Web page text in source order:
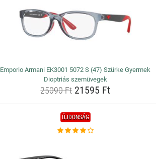
Emporio Armani EK3001 5072 S (47) Szürke Gyermek
Dioptriás szemüvegek
25090 Ft21595 Ft
ÚJDONSÁG